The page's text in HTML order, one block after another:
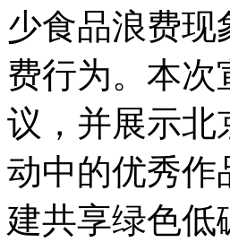
少食品浪费现
费行为。本次
议，并展示北
动中的优秀作
建共享绿色低